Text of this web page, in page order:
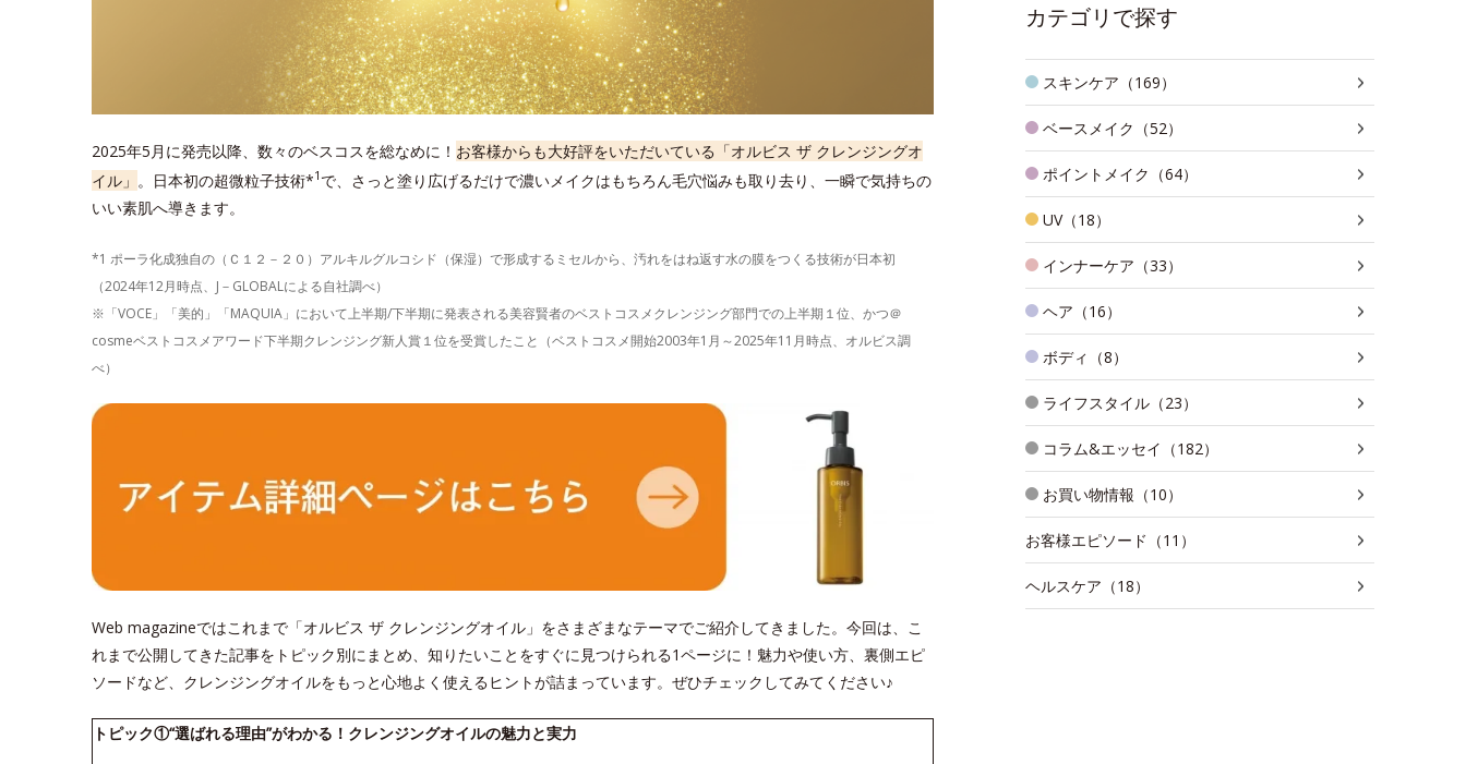
2025年5月に発売以降、数々のベスコスを総なめに！ お客様からも大好評をいただいている「オルビス ザ クレンジングオ
イル」 。日本初の超微粒子技術*1 で、さっと塗り広げるだけで濃いメイクはもちろん毛穴悩みも取り去り、一瞬で気持ちの
いい素肌へ導きます。
*1 ポーラ化成独自の（Ｃ１２－２０）アルキルグルコシド（保湿）で形成するミセルから、汚れをはね返す水の膜をつくる技術が日本初
（2024年12月時点、J－GLOBALによる自社調べ）
※「VOCE」「美的」「MAQUIA」において上半期/下半期に発表される美容賢者のベストコスメクレンジング部門での上半期１位、かつ＠
cosmeベストコスメアワード下半期クレンジング新人賞１位を受賞したこと（ベストコスメ開始2003年1月～2025年11月時点、オルビス調
べ）
Web magazineではこれまで「オルビス ザ クレンジングオイル」をさまざまなテーマでご紹介してきました。今回は、こ
れまで公開してきた記事をトピック別にまとめ、知りたいことをすぐに見つけられる1ページに！魅力や使い方、裏側エピ
ソードなど、クレンジングオイルをもっと心地よく使えるヒントが詰まっています。ぜひチェックしてみてください♪
トピック①“選ばれる理由”がわかる！クレンジングオイルの魅力と実力
カテゴリで探す
スキンケア（169）
ベースメイク（52）
ポイントメイク（64）
UV（18）
インナーケア（33）
ヘア（16）
ボディ（8）
ライフスタイル（23）
コラム&エッセイ（182）
お買い物情報（10）
お客様エピソード（11）
ヘルスケア（18）